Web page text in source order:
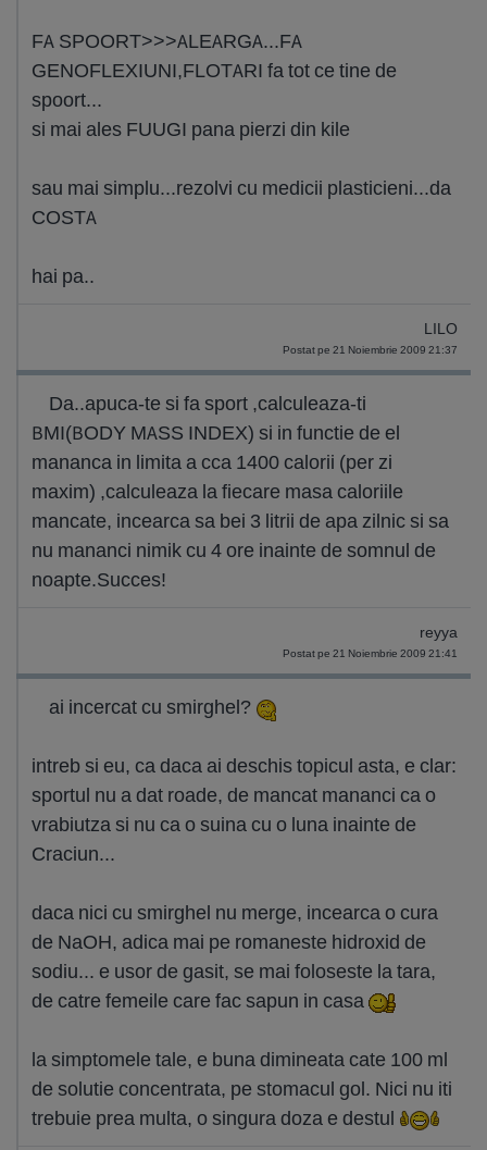
FA SPOORT>>>ALEARGA...FA
GENOFLEXIUNI,FLOTARI fa tot ce tine de
spoort...
si mai ales FUUGI pana pierzi din kile
sau mai simplu...rezolvi cu medicii plasticieni...da
COSTA
hai pa..
LILO
Postat pe 21 Noiembrie 2009 21:37
Da..apuca-te si fa sport ,calculeaza-ti
BMI(BODY MASS INDEX) si in functie de el
mananca in limita a cca 1400 calorii (per zi
maxim) ,calculeaza la fiecare masa caloriile
mancate, incearca sa bei 3 litrii de apa zilnic si sa
nu mananci nimik cu 4 ore inainte de somnul de
noapte.Succes!
reyya
Postat pe 21 Noiembrie 2009 21:41
ai incercat cu smirghel?
intreb si eu, ca daca ai deschis topicul asta, e clar:
sportul nu a dat roade, de mancat mananci ca o
vrabiutza si nu ca o suina cu o luna inainte de
Craciun...
daca nici cu smirghel nu merge, incearca o cura
de NaOH, adica mai pe romaneste hidroxid de
sodiu... e usor de gasit, se mai foloseste la tara,
de catre femeile care fac sapun in casa
la simptomele tale, e buna dimineata cate 100 ml
de solutie concentrata, pe stomacul gol. Nici nu iti
trebuie prea multa, o singura doza e destul